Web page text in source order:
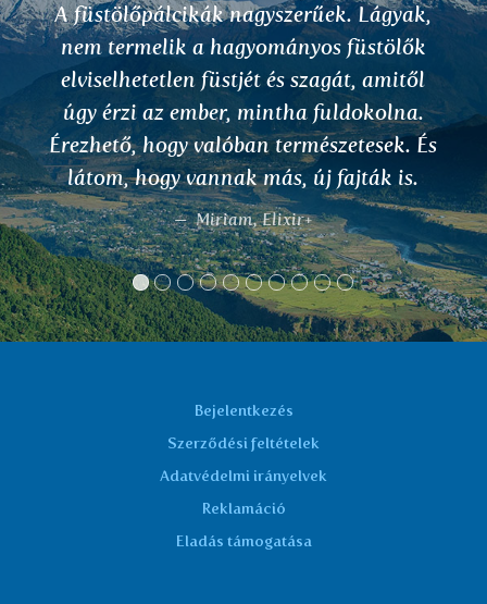
A füstölőpálcikák nagyszerűek. Lágyak,
nem termelik a hagyományos füstölők
elviselhetetlen füstjét és szagát, amitől
úgy érzi az ember, mintha fuldokolna.
Érezhető, hogy valóban természetesek. És
látom, hogy vannak más, új fajták is.
Miriam, Elixir+
Bejelentkezés
Szerződési feltételek
Adatvédelmi irányelvek
Reklamáció
Eladás támogatása